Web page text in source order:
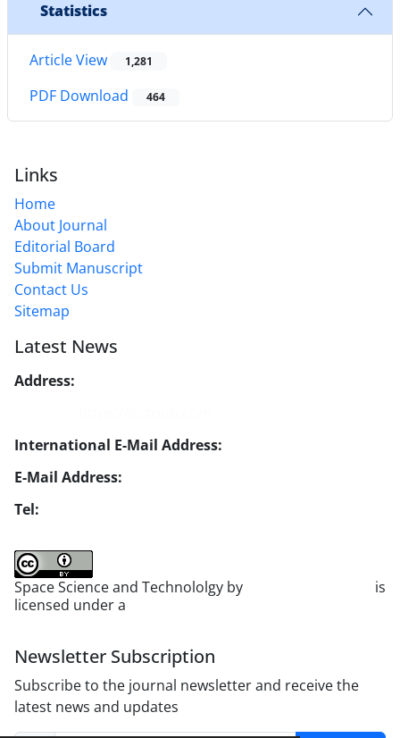
Statistics
Article View 1,281
PDF Download 464
Links
Home
About Journal
Editorial Board
Submit Manuscript
Contact Us
Sitemap
Latest News
Address:
International E-Mail Address:
E-Mail Address:
Tel:
Space Science and Technololgy by
is
licensed under a
Newsletter Subscription
Subscribe to the journal newsletter and receive the
latest news and updates